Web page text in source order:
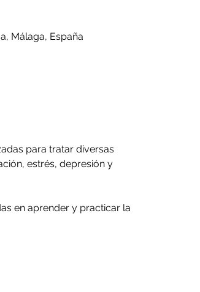
Málaga, España
para tratar diversas
estrés, depresión y
en aprender y practicar la